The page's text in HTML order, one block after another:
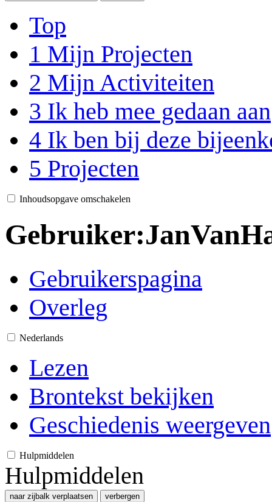
Top
1 Mijn Projecten
2 Mijn Activiteiten
3 Ik heb mee gedaan aan
4 Ik ben bij deze
5 Projecten
Inhoudsopgave omschakelen
Gebruiker:
Gebruikerspagina
Overleg
Nederlands
Lezen
Brontekst bekijken
Geschiedenis weergeven
Hulpmiddelen
Hulpmiddelen
naar zijbalk verplaatsen verbergen